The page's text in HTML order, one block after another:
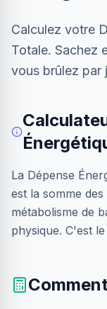
Calculez votre
Totale. Sachez
vous brûlez par
La Dépense
est la somme
métabolisme de
physique. C'est